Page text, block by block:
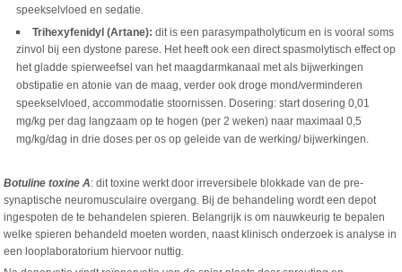
speekselvloed en sedatie.
Trihexyfenidyl (Artane): dit is een parasympatholyticum en is vooral soms
zinvol bij een dystone parese. Het heeft ook een direct spasmolytisch effect op
het gladde spierweefsel van het maagdarmkanaal met als bijwerkingen
obstipatie en atonie van de maag, verder ook droge mond/verminderen
speekselvloed, accommodatie stoornissen. Dosering: start dosering 0,01
mg/kg per dag langzaam op te hogen (per 2 weken) naar maximaal 0,5
mg/kg/dag in drie doses per os op geleide van de werking/ bijwerkingen.
Botuline toxine A: dit toxine werkt door irreversibele blokkade van de pre-
synaptische neuromusculaire overgang. Bij de behandeling wordt een depot
ingespoten de te behandelen spieren. Belangrijk is om nauwkeurig te bepalen
welke spieren behandeld moeten worden, naast klinisch onderzoek is analyse in
een looplaboratorium hiervoor nuttig.